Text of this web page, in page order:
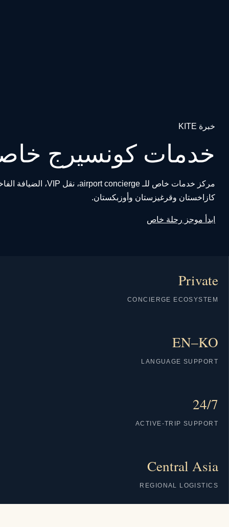
خبرة KITE
خدمات كونسيرج
كازاخستان وقرغيزستان وأوزبكستان.
ابدأ موجز رحلة خاص
Private
CONCIERGE ECOSYSTEM
EN–KO
LANGUAGE SUPPORT
24/7
ACTIVE-TRIP SUPPORT
Central Asia
REGIONAL LOGISTICS